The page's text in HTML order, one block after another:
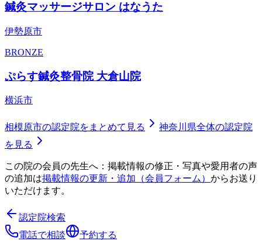
鍼灸マッサージサロン はなうた
伊勢原市
BRONZE
ぷらす鍼灸整骨院 大倉山院
横浜市
相模原市の認定院をまとめて見る 神奈川県全体の認定院
を見る
この院の会員の先生へ：掲載情報の修正・写真や愛用者の声
の追加は掲載情報の更新・追加（会員フォーム） からお送り
いただけます。
認定院検索
電話で相談
予約する